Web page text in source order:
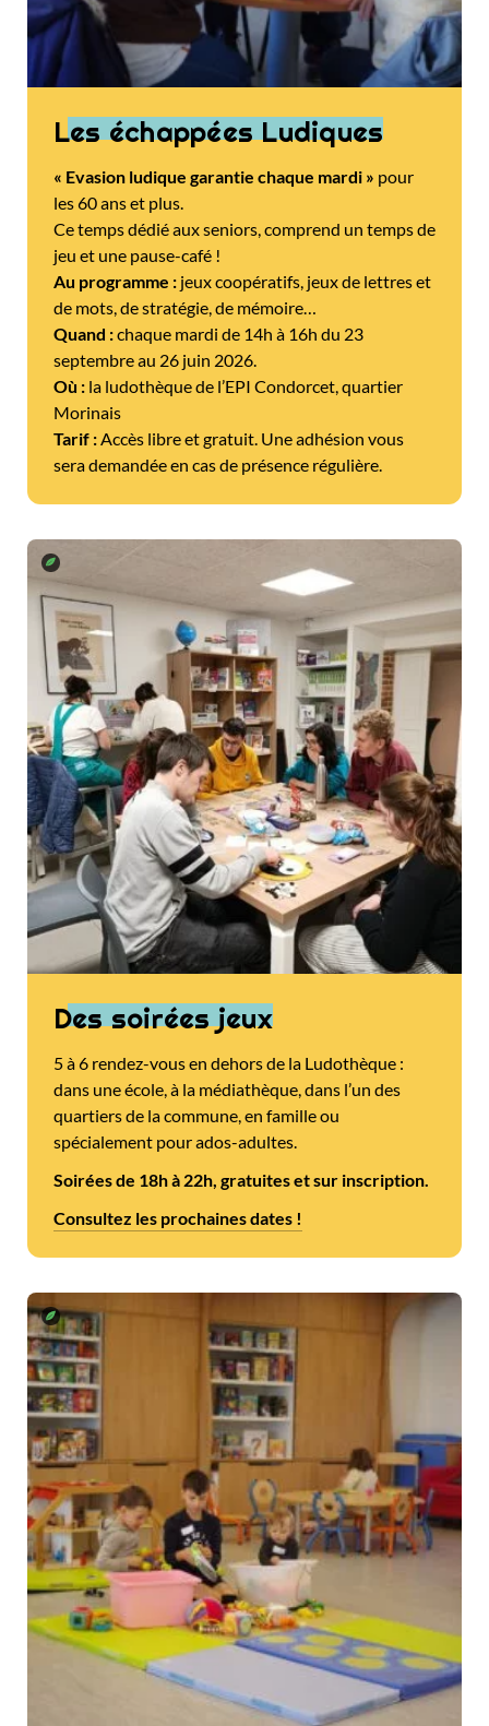
Les échappées Ludiques
« Evasion ludique garantie chaque mardi » pour
les 60 ans et plus.
Ce temps dédié aux seniors, comprend un temps de
jeu et une pause-café !
Au programme : jeux coopératifs, jeux de lettres et
de mots, de stratégie, de mémoire…
Quand :chaque mardi de 14h à 16h du 23
septembre au 26 juin 2026.
Où : la ludothèque de l’EPI Condorcet, quartier
Morinais
Tarif :Accès libre et gratuit. Une adhésion vous
sera demandée en cas de présence régulière.
Des soirées jeux
5 à 6 rendez-vous en dehors de la Ludothèque :
dans une école, à la médiathèque, dans l’un des
quartiers de la commune, en famille ou
spécialement pour ados-adultes.
Soirées de 18h à 22h, gratuites et sur inscription.
Consultez les prochaines dates !